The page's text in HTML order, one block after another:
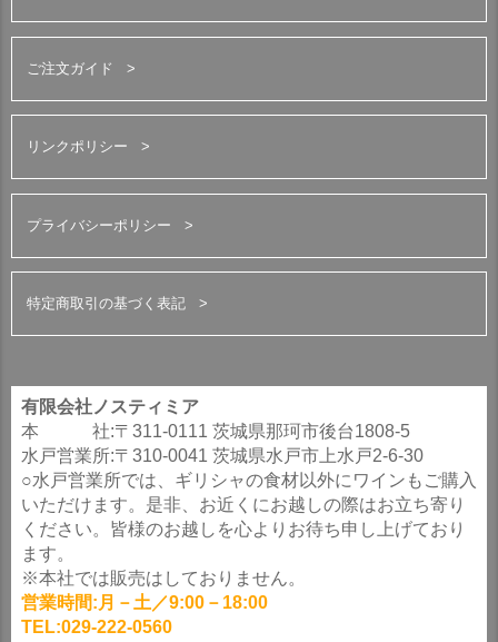
ご注文ガイド
リンクポリシー
プライバシーポリシー
特定商取引の基づく表記
有限会社ノスティミア
本 社:〒311-0111 茨城県那珂市後台1808-5
水戸営業所:〒310-0041 茨城県水戸市上水戸2-6-30
○水戸営業所では、ギリシャの食材以外にワインもご購入
いただけます。是非、お近くにお越しの際はお立ち寄り
ください。皆様のお越しを心よりお待ち申し上げており
ます。
※本社では販売はしておりません。
営業時間:月－土／9:00－18:00
TEL:029-222-0560